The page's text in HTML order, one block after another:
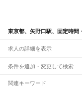
東京都、矢野口駅、固定時間
求人の詳細を表示
条件を追加・変更して検索
市区町村を追加・変更
関連キーワード